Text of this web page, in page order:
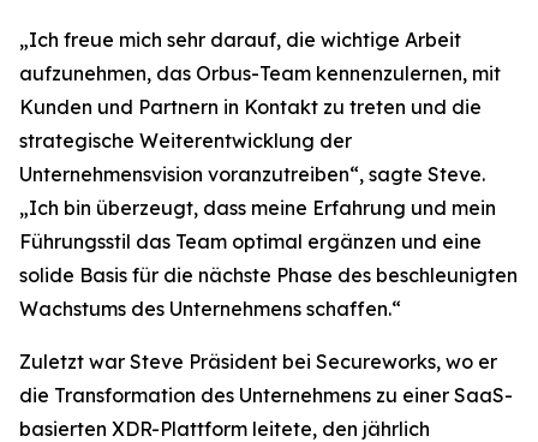
„Ich freue mich sehr darauf, die wichtige Arbeit
aufzunehmen, das Orbus-Team kennenzulernen, mit
Kunden und Partnern in Kontakt zu treten und die
strategische Weiterentwicklung der
Unternehmensvision voranzutreiben“, sagte Steve.
„Ich bin überzeugt, dass meine Erfahrung und mein
Führungsstil das Team optimal ergänzen und eine
solide Basis für die nächste Phase des beschleunigten
Wachstums des Unternehmens schaffen.“
Zuletzt war Steve Präsident bei Secureworks, wo er
die Transformation des Unternehmens zu einer SaaS-
basierten XDR-Plattform leitete, den jährlich